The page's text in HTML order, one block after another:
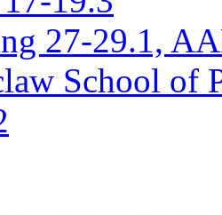
27-29.1,
School of